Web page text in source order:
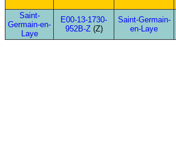
Saint-
Germain-en-
Laye
E00-13-1730-
952B-Z(Z)
Saint-Germain-
en-Laye